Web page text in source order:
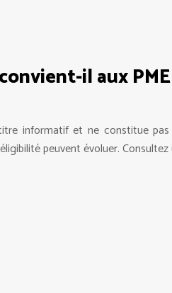
il aux
informatif et ne constitue
peuvent évoluer.